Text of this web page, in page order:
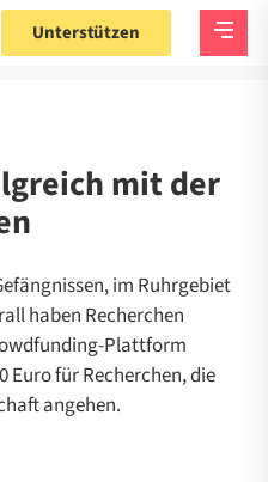
Unterstützen
mit der
im Ruhrgebiet
haben Recherchen
Plattform
Euro für Recherchen, die
angehen.